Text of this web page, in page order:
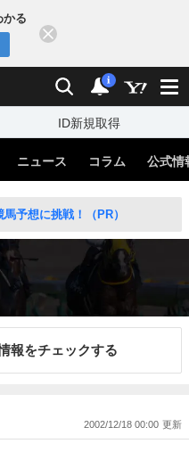
かる
検索 通知
i
ID新規取得
ニュース コラム 公式情
予想に挑戦！（PR）
報をチェックする
2002/12/18 00:00